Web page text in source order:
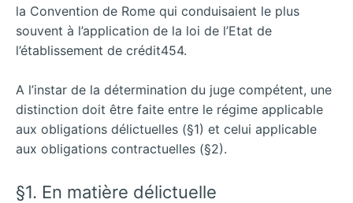
la Convention de Rome qui conduisaient le plus
souvent à l’application de la loi de l’Etat de
l’établissement de crédit454.
A l’instar de la détermination du juge compétent, une
distinction doit être faite entre le régime applicable
aux obligations délictuelles (§1) et celui applicable
aux obligations contractuelles (§2).
§1. En matière délictuelle